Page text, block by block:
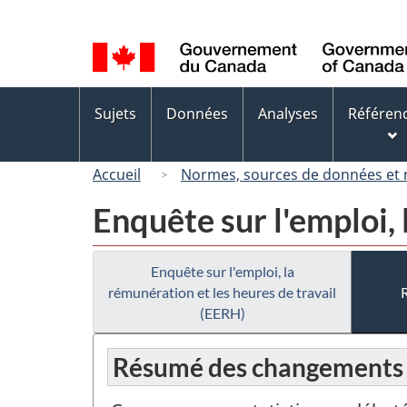
de
la
langue
des
Sujets Données Analyses
Accueil Normes, sources de données et
Enquête sur
Enquête sur l'emploi, la
rémunération et les heures de travail
(EERH)
Résumé des changements